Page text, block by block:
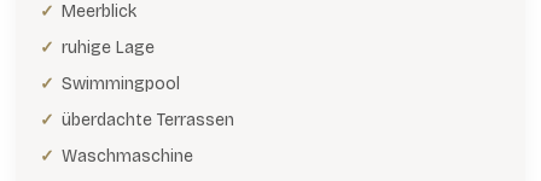
Meerblick
ruhige Lage
Swimmingpool
überdachte Terrassen
Waschmaschine